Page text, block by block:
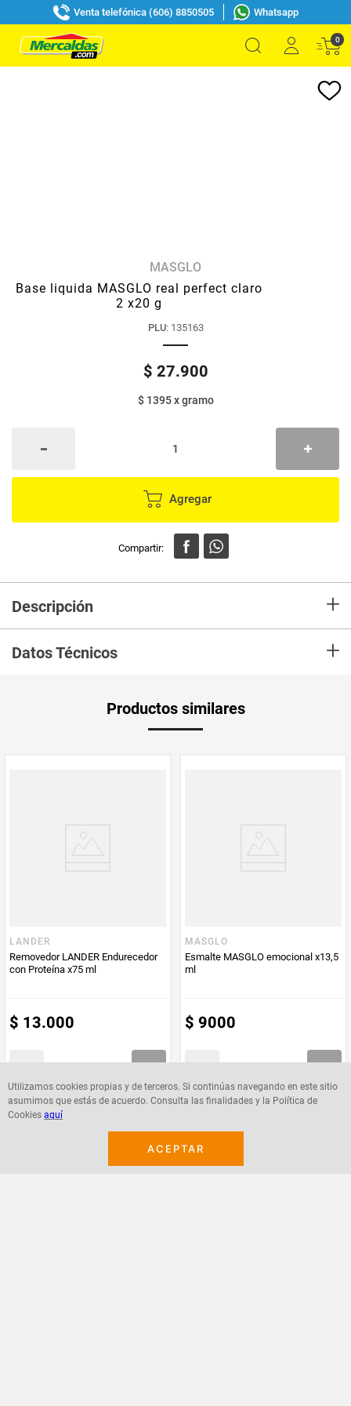
Venta telefónica (606) 8850505 Whatsapp
0
Utilizamos cookies propias y de terceros. Si continúas navegando en este sitio
asumimos que estás de acuerdo. Consulta las finalidades y la Política de
Cookies aquí
ACEPTAR
MASGLO
Base liquida MASGLO real perfect claro
2 x20 g
PLU: 135163
$ 27.900
$ 1395xgramo
Agregar
Descripción +
Datos Técnicos +
Productos similares
LANDER
Removedor LANDER Endurecedor
con Proteína x75 ml
$ 13.000
MASGLO
Esmalte MASGLO emocional x13,5
ml
$ 9000